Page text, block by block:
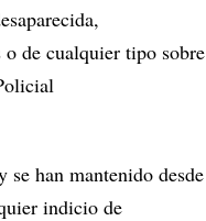
de cualquier tipo sobre
se han mantenido desde
indicio de